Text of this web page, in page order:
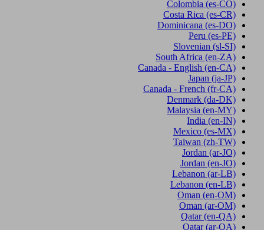
Colombia (es-CO)
Costa Rica (es-CR)
Dominicana (es-DO)
Peru (es-PE)
Slovenian (sl-SI)
South Africa (en-ZA)
Canada - English (en-CA)
Japan (ja-JP)
Canada - French (fr-CA)
Denmark (da-DK)
Malaysia (en-MY)
India (en-IN)
Mexico (es-MX)
Taiwan (zh-TW)
Jordan (ar-JO)
Jordan (en-JO)
Lebanon (ar-LB)
Lebanon (en-LB)
Oman (en-OM)
Oman (ar-OM)
Qatar (en-QA)
Qatar (ar-QA)